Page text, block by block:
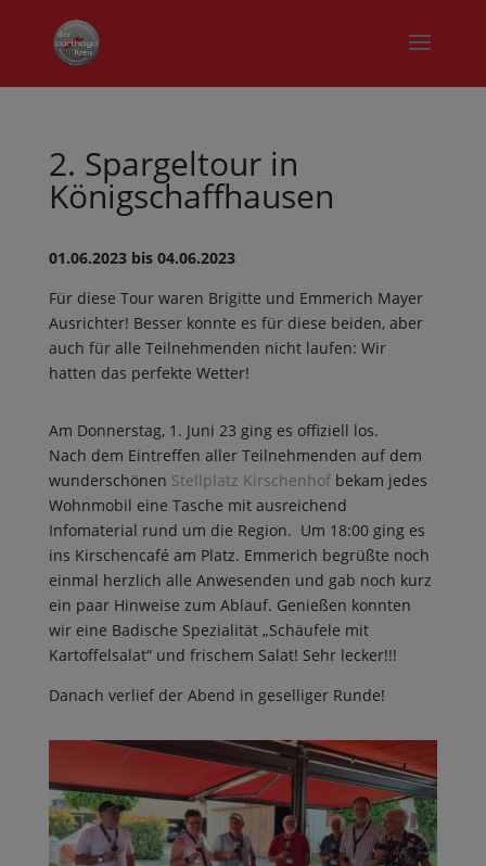
2. Spargeltour in
Königschaffhausen
01.06.2023 bis 04.06.2023
Für diese Tour waren Brigitte und Emmerich Mayer
Ausrichter! Besser konnte es für diese beiden, aber
auch für alle Teilnehmenden nicht laufen: Wir
hatten das perfekte Wetter!
Am Donnerstag, 1. Juni 23 ging es offiziell los.
Nach dem Eintreffen aller Teilnehmenden auf dem
wunderschönen Stellplatz Kirschenhofbekam jedes
Wohnmobil eine Tasche mit ausreichend
Infomaterial rund um die Region. Um 18:00 ging es
ins Kirschencafé am Platz. Emmerich begrüßte noch
einmal herzlich alle Anwesenden und gab noch kurz
ein paar Hinweise zum Ablauf. Genießen konnten
wir eine Badische Spezialität „Schäufele mit
Kartoffelsalat“ und frischem Salat! Sehr lecker!!!
Danach verlief der Abend in geselliger Runde!